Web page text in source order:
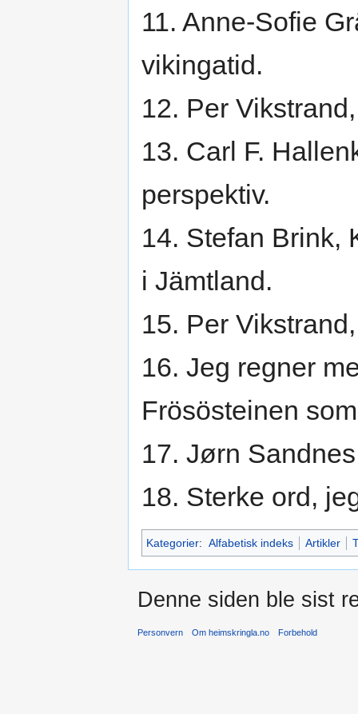
11. Anne-Sofie
vikingatid.
12. Per
13. Carl F.
perspektiv.
14. Stefan Brink,
i Jämtland.
15. Per
16. Jeg regner
Frösösteinen
17. Jørn
18. Sterke ord,
Kategorier: Alfabetisk indeks Artikler
Denne siden ble sist
Personvern Om heimskringla.no Forbehold